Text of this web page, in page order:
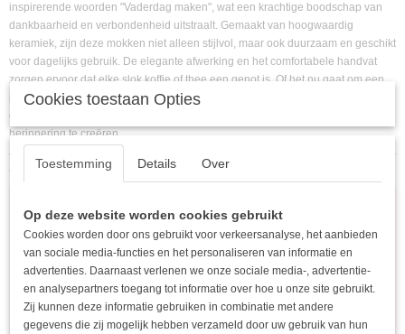
inspirerende woorden "Vaderdag maken", wat een krachtige boodschap van
dankbaarheid en verbondenheid uitstraalt. Gemaakt van hoogwaardig
keramiek, zijn deze mokken niet alleen stijlvol, maar ook duurzaam en geschikt
voor dagelijks gebruik. De elegante afwerking en het comfortabele handvat
zorgen ervoor dat elke slok koffie of thee een genot is. Of het nu gaat om een
persoonlijk cadeau of een toevoeging aan uw eigen servies, deze mokken zijn
een prachtige manier om deze speciale dag te markeren en een blijvende
herinnering te creëren.
Ook interessant
Cookies toestaan Opties
Toestemming Details Over
Op deze website worden cookies gebruikt
Cookies worden door ons gebruikt voor verkeersanalyse, het aanbieden
van sociale media-functies en het personaliseren van informatie en
advertenties. Daarnaast verlenen we onze sociale media-, advertentie-
en analysepartners toegang tot informatie over hoe u onze site gebruikt.
Zij kunnen deze informatie gebruiken in combinatie met andere
gegevens die zij mogelijk hebben verzameld door uw gebruik van hun